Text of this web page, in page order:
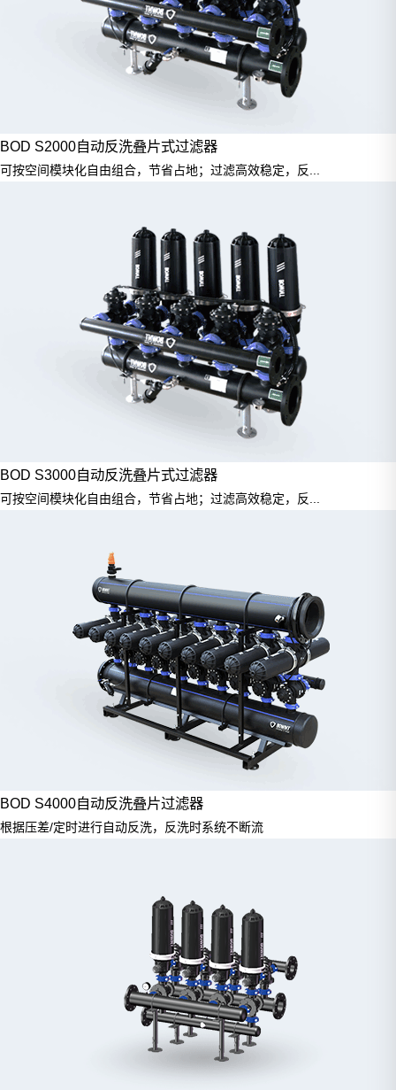
BOD S2000自动反洗叠片式过滤器
可按空间模块化自由组合，节省占地；过滤高效稳定，反...
BOD S3000自动反洗叠片式过滤器
可按空间模块化自由组合，节省占地；过滤高效稳定，反...
BOD S4000自动反洗叠片过滤器
根据压差/定时进行自动反洗，反洗时系统不断流